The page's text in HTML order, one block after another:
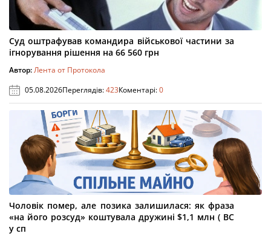
Суд оштрафував командира військової частини за
ігнорування рішення на 66 560 грн
Автор:Лента от Протокола
05.08.2026Переглядів:423Коментарі:0
Чоловік помер, але позика залишилася: як фраза
«на його розсуд» коштувала дружині $1,1 млн ( ВС
у сп